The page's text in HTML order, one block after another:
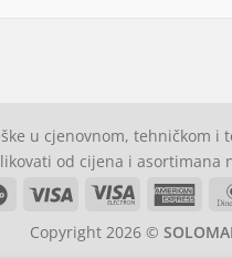
u cjenovnom, tehničkom
od cijena i asortimana
Maestro Visa
Visa
Copyright 2026 ©